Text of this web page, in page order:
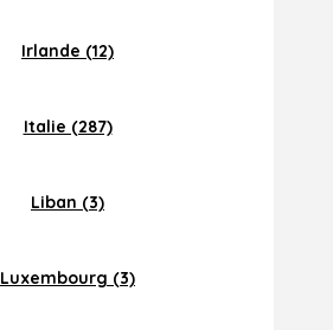
Irlande (12)
Italie (287)
Liban (3)
Luxembourg (3)